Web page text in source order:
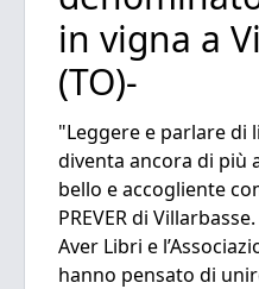
in vigna a
(TO)-
"Leggere e parlare di
diventa ancora di più
bello e accogliente
PREVER di
Aver Libri e
hanno pensato di